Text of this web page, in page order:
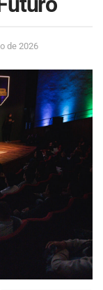
de 2026